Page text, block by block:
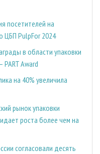
посетителей на
ЦБП PulpFor 2024
в области упаковки
PART Award
на 40% увеличила
рынок упаковки
роста более чем на
согласовали десять